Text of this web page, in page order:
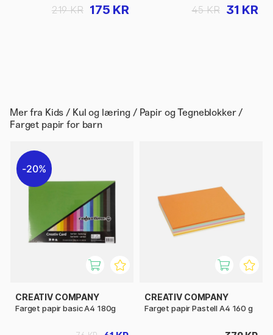
175 KR
219 KR 31 KR
45 KR
Mer fra Kids / Kul og læring / Papir og Tegneblokker /
Farget papir for barn
20%
CREATIV COMPANY
Farget papir basic A4 180g
CREATIV COMPANY
Farget papir Pastell A4 160 g